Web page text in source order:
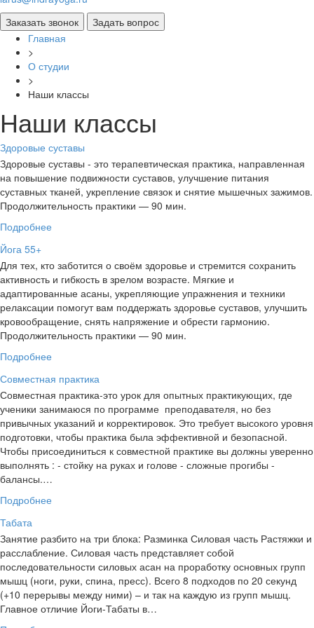
Главная
>
О студии
>
Наши классы
Наши классы
Здоровые суставы
Здоровые суставы - это терапевтическая практика, направленная
на повышение подвижности суставов, улучшение питания
суставных тканей, укрепление связок и снятие мышечных зажимов.
Продолжительность практики — 90 мин.
Подробнее
Йога 55+
Для тех, кто заботится о своём здоровье и стремится сохранить
активность и гибкость в зрелом возрасте. Мягкие и
адаптированные асаны, укрепляющие упражнения и техники
релаксации помогут вам поддержать здоровье суставов, улучшить
кровообращение, снять напряжение и обрести гармонию.
Продолжительность практики — 90 мин.
Подробнее
Совместная практика
Совместная практика-это урок для опытных практикующих, где
ученики занимаюся по программе преподавателя, но без
привычных указаний и корректировок. Это требует высокого уровня
подготовки, чтобы практика была эффективной и безопасной.
Чтобы присоединиться к совместной практике вы должны уверенно
выполнять : - стойку на руках и голове - сложные прогибы -
балансы.…
Подробнее
Табата
Занятие разбито на три блока: Разминка Силовая часть Растяжки и
расслабление. Силовая часть представляет собой
последовательности силовых асан на проработку основных групп
мышц (ноги, руки, спина, пресс). Всего 8 подходов по 20 секунд
(+10 перерывы между ними) – и так на каждую из групп мышц.
Главное отличие Йоги-Табаты в…